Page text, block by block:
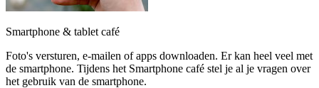
Smartphone & tablet café
Foto's versturen, e-mailen of apps downloaden. Er kan heel veel met
de smartphone. Tijdens het Smartphone café stel je al je vragen over
het gebruik van de smartphone.